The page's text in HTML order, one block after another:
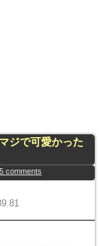
ジで可愛かった
5 comments